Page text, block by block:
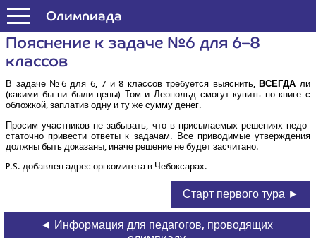
Формула Единства
Олим­пи­а­да
Пояс­не­ние к зада­че №6 для 6–8
классов
В зада­че №6 для 6, 7 и 8 клас­сов тре­бу­ет­ся выяс­нить, ВСЕ­ГДА ли
(каки­ми бы ни были цены) Том и Лео­польд смо­гут купить по кни­ге с
облож­кой, запла­тив одну и ту же сум­му денег.
Про­сим участ­ни­ков не забы­вать, что в при­сы­ла­е­мых реше­ни­ях недо­
ста­точ­но при­ве­сти отве­ты к зада­чам. Все при­во­ди­мые утвер­жде­ния
долж­ны быть дока­за­ны, ина­че реше­ние не будет засчитано.
P.S. добав­лен адрес орг­ко­ми­те­та в Чебоксарах.
Старт первого тура ►
◄ Информация для педагогов, проводящих